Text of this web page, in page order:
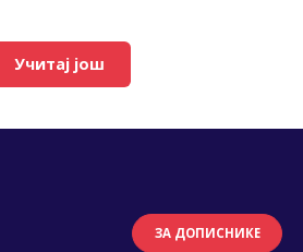
Учитај још
ЗА ДОПИСНИКЕ